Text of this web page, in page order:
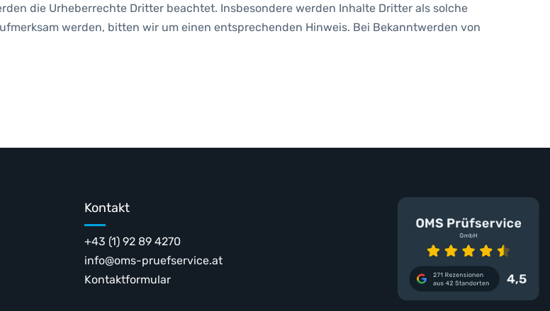
die Urheberrechte Dritter beachtet. Insbesondere werden Inhalte Dritter als solche
werden, bitten wir um einen entsprechenden Hinweis. Bei Bekanntwerden von
Kontakt
+43 (1) 92 89 4270
info@oms-pruefservice.at
Kontaktformular